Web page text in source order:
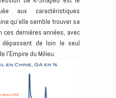
aux caractéristiques
qu’elle semble trouver sa
ces dernières années, avec
dépassent de loin le seul
l’Empire du Milieu.